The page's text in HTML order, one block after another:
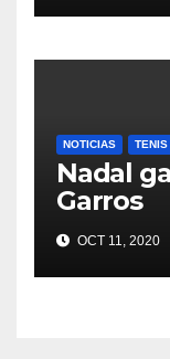
NOTICIAS TENIS
Nadal
Garros
OCT 11, 2020